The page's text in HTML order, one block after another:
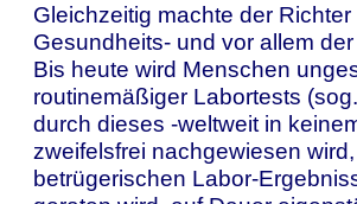
Gleichzeitig machte der
Gesundheits- und vor allem
Bis heute wird Menschen
routinemäßiger Labortests
durch dieses -weltweit in
zweifelsfrei nachgewiesen
betrügerischen Labor-